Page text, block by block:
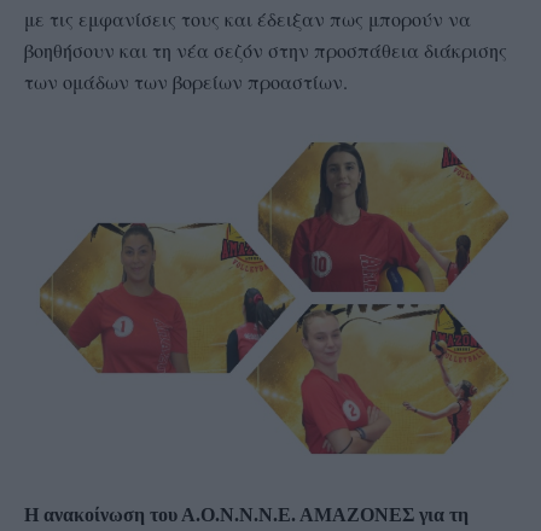
με τις εμφανίσεις τους και έδειξαν πως μπορούν να
βοηθήσουν και τη νέα σεζόν στην προσπάθεια διάκρισης
των ομάδων των βορείων προαστίων.
Η ανακοίνωση του Α.Ο.Ν.Ν.Ν.Ε. ΑΜΑΖΟΝΕΣ για τη